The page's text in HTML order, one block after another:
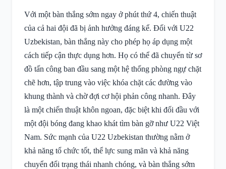
Với một bàn thắng sớm ngay ở phút thứ 4, chiến thuật
của cả hai đội đã bị ảnh hưởng đáng kể. Đối với U22
Uzbekistan, bàn thắng này cho phép họ áp dụng một
cách tiếp cận thực dụng hơn. Họ có thể đã chuyển từ sơ
đồ tấn công ban đầu sang một hệ thống phòng ngự chặt
chẽ hơn, tập trung vào việc khóa chặt các đường vào
khung thành và chờ đợi cơ hội phản công nhanh. Đây
là một chiến thuật khôn ngoan, đặc biệt khi đối đầu với
một đội bóng đang khao khát tìm bàn gỡ như U22 Việt
Nam. Sức mạnh của U22 Uzbekistan thường nằm ở
khả năng tổ chức tốt, thể lực sung mãn và khả năng
chuyển đổi trạng thái nhanh chóng, và bàn thắng sớm